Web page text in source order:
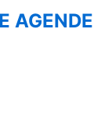
AGENDE